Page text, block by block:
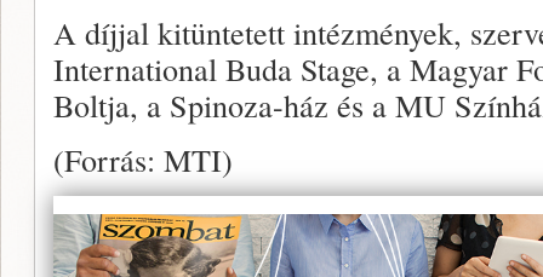
A díjjal kitüntetett intézmények,
International Buda Stage, a Magyar
Boltja, a Spinoza-ház és a MU
(Forrás: MTI)